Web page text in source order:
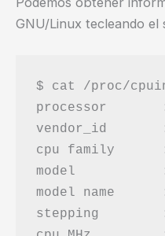
GNU/Linux tecleando el
$ cat /proc/
processor	: 0
vendor_id	: GenuineIntel
cpu family	: 6
model		: 22
model name	: Intel(R) Celeron(R) CPU          430  @ 1.80GHz
stepping	: 1